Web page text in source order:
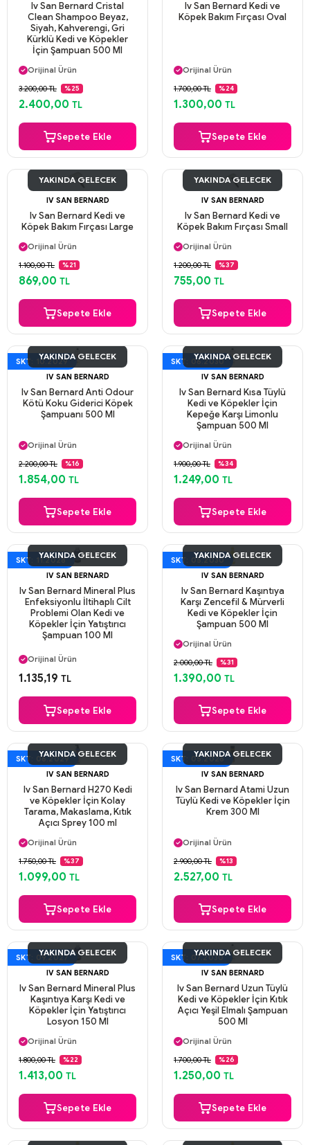
Iv San Bernard Cristal
Clean Shampoo Beyaz,
Siyah, Kahverengi, Gri
Kürklü Kedi ve Köpekler
İçin Şampuan 500 Ml
Aynı Gün Kargo
Orijinal Ürün
Güvenli Ödeme
Aynı Gün Kargo
3.200,00 TL %25
2.400,00 TL
Sepete Ekle
Iv San Bernard Kedi ve
Köpek Bakım Fırçası Oval
Orijinal Ürün
Güvenli Ödeme
Aynı Gün Kargo
1.700,00 TL %24
1.300,00 TL
Sepete Ekle
YAKINDA GELECEK
IV SAN BERNARD
Iv San Bernard Kedi ve
Köpek Bakım Fırçası Large
Aynı Gün Kargo
Orijinal Ürün
Güvenli Ödeme
Aynı Gün Kargo
1.100,00 TL %21
869,00 TL
Sepete Ekle
YAKINDA GELECEK
IV SAN BERNARD
Iv San Bernard Kedi ve
Köpek Bakım Fırçası Small
Aynı Gün Kargo
Orijinal Ürün
Güvenli Ödeme
Aynı Gün Kargo
1.200,00 TL %37
755,00 TL
Sepete Ekle
SKT: 10.2029
YAKINDA GELECEK
IV SAN BERNARD
Iv San Bernard Anti Odour
Kötü Koku Giderici Köpek
Şampuanı 500 Ml
Orijinal Ürün
Güvenli Ödeme
Aynı Gün Kargo
2.200,00 TL %16
1.854,00 TL
Sepete Ekle
SKT: 06.2030
YAKINDA GELECEK
IV SAN BERNARD
Iv San Bernard Kısa Tüylü
Kedi ve Köpekler İçin
Kepeğe Karşı Limonlu
Şampuan 500 Ml
Aynı Gün Kargo
Orijinal Ürün
Güvenli Ödeme
Aynı Gün Kargo
1.900,00 TL %34
1.249,00 TL
Sepete Ekle
SKT: 11.2028
YAKINDA GELECEK
IV SAN BERNARD
Iv San Bernard Mineral Plus
Enfeksiyonlu İltihaplı Cilt
Problemi Olan Kedi ve
Köpekler İçin Yatıştırıcı
Şampuan 100 Ml
Orijinal Ürün
Güvenli Ödeme
1.135,19 TL
Sepete Ekle
SKT: 05.2030
YAKINDA GELECEK
IV SAN BERNARD
Iv San Bernard Kaşıntıya
Karşı Zencefil & Mürverli
Kedi ve Köpekler İçin
Şampuan 500 Ml
Aynı Gün Kargo
Orijinal Ürün
Güvenli Ödeme
Aynı Gün Kargo
2.000,00 TL %31
1.390,00 TL
Sepete Ekle
SKT: 06.2029
YAKINDA GELECEK
IV SAN BERNARD
Iv San Bernard H270 Kedi
ve Köpekler İçin Kolay
Tarama, Makaslama, Kıtık
Açıcı Sprey 100 ml
Aynı Gün Kargo
Orijinal Ürün
Güvenli Ödeme
Aynı Gün Kargo
1.750,00 TL %37
1.099,00 TL
Sepete Ekle
SKT: 05.2026
YAKINDA GELECEK
IV SAN BERNARD
Iv San Bernard Atami Uzun
Tüylü Kedi ve Köpekler İçin
Krem 300 Ml
Orijinal Ürün
Güvenli Ödeme
Aynı Gün Kargo
2.900,00 TL %13
2.527,00 TL
Sepete Ekle
SKT: 09.2027
YAKINDA GELECEK
IV SAN BERNARD
Iv San Bernard Mineral Plus
Kaşıntıya Karşı Kedi ve
Köpekler İçin Yatıştırıcı
Losyon 150 Ml
Aynı Gün Kargo
Orijinal Ürün
Güvenli Ödeme
Aynı Gün Kargo
1.800,00 TL %22
1.413,00 TL
Sepete Ekle
SKT: 07.2030
YAKINDA GELECEK
IV SAN BERNARD
Iv San Bernard Uzun Tüylü
Kedi ve Köpekler İçin Kıtık
Açıcı Yeşil Elmalı Şampuan
500 Ml
Aynı Gün Kargo
Orijinal Ürün
Güvenli Ödeme
Aynı Gün Kargo
1.700,00 TL %26
1.250,00 TL
Sepete Ekle